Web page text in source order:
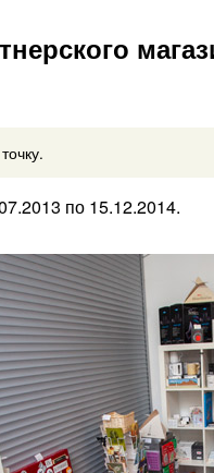
по 15.12.2014.